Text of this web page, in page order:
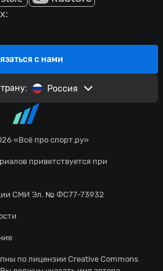
«Всё про спорт.ру»
приветствуется при
СМИ Эл. № ФС77-73932
с нами
Россия
по лицензии Creative Commons